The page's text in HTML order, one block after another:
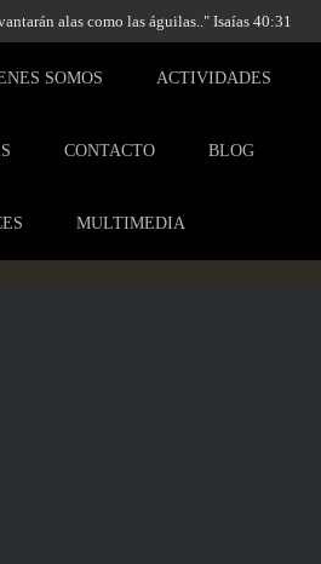
alas como las águilas.." Isaías 40:31
SOMOS ACTIVIDADES
CONTACTO BLOG
MULTIMEDIA